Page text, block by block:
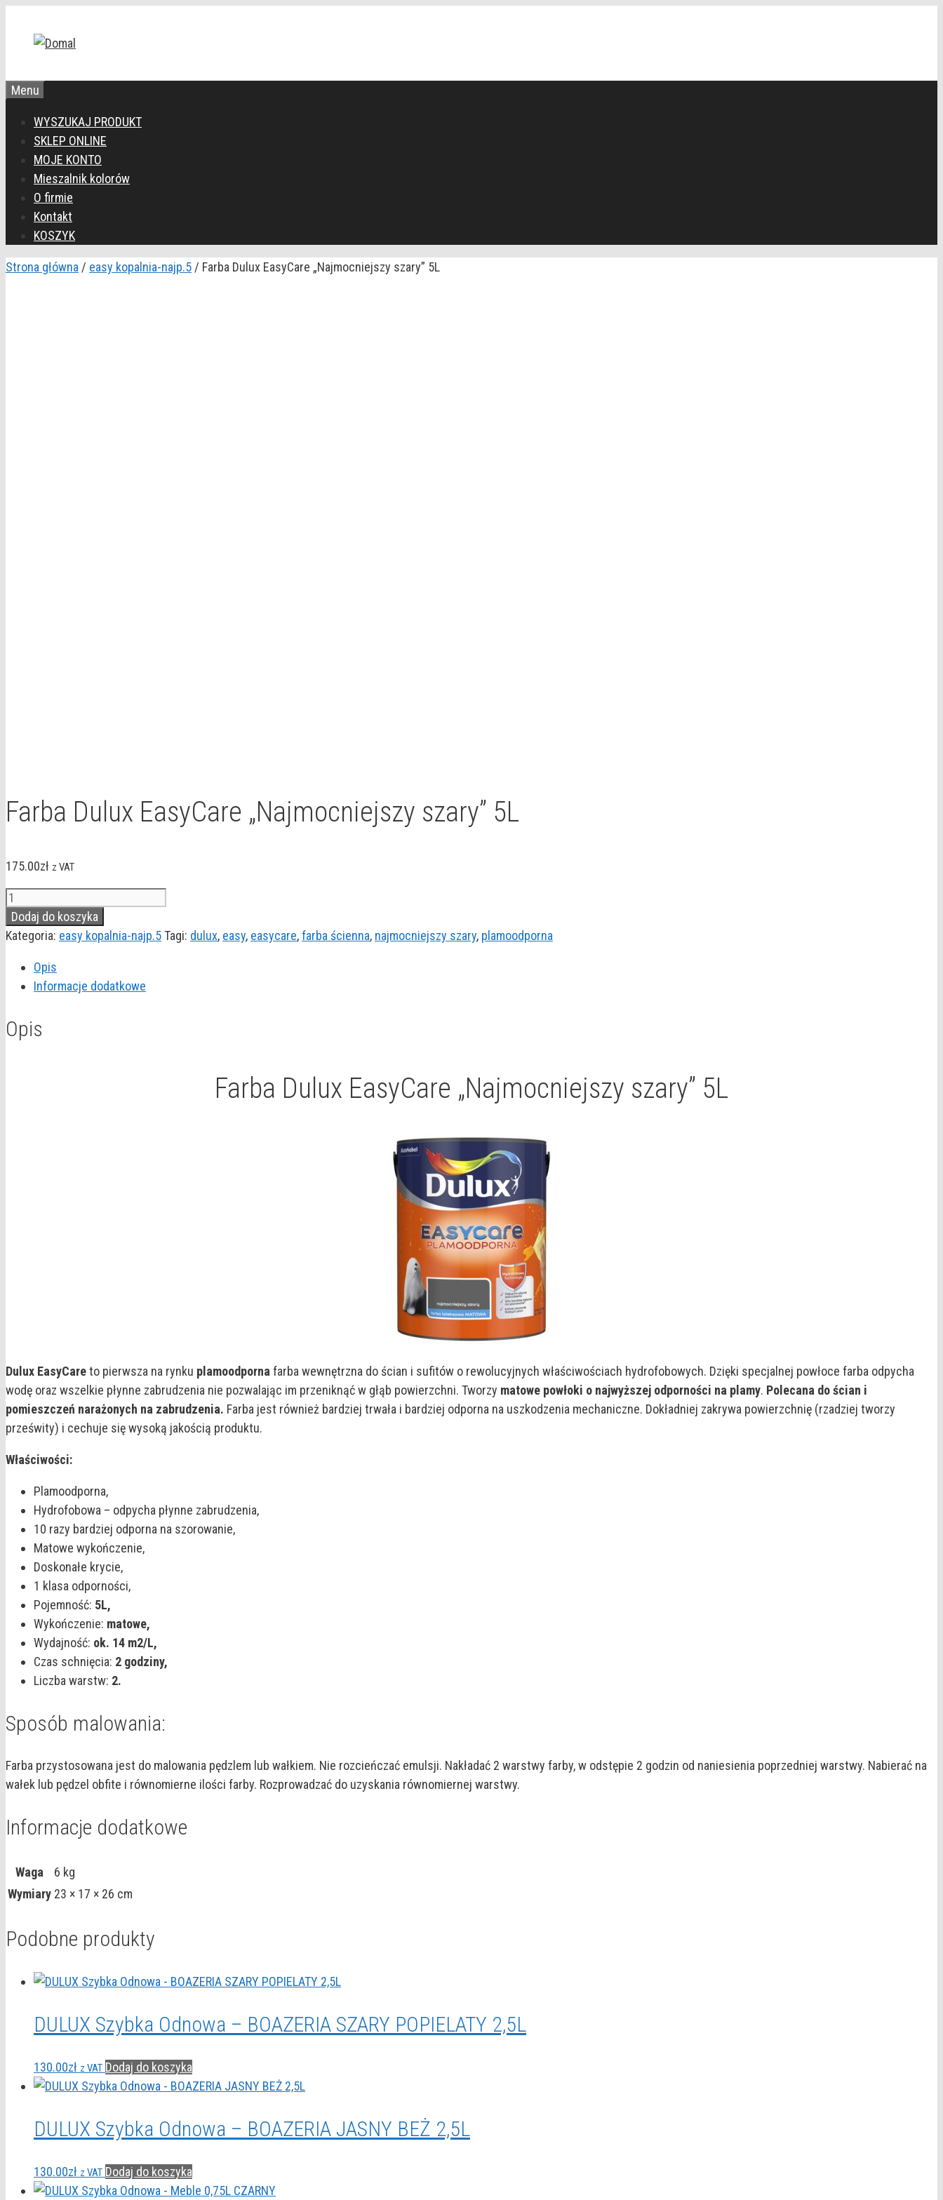
Menu
WYSZUKAJ PRODUKT
SKLEP ONLINE
MOJE KONTO
Mieszalnik kolorów
O firmie
Kontakt
KOSZYK
Strona główna / easy kopalnia-najp.5 / Farba Dulux EasyCare „Najmocniejszy szary” 5L
Farba Dulux EasyCare „Najmocniejszy szary” 5L
175.00zł z VAT
ilość
Farba
Dulux
"Najmocniejszy
szary"
Dodaj do koszyka
Kategoria: easy kopalnia-najp.5Tagi: dulux, easy, easycare,farba ścienna, najmocniejszy szary, plamoodporna
Opis
Informacje dodatkowe
Opis
Farba Dulux EasyCare „Najmocniejszy szary” 5L
Dulux EasyCareto pierwsza na rynku plamoodporna farba wewnętrzna do ścian i sufitów o rewolucyjnych właściwościach hydrofobowych. Dzięki specjalnej powłoce farba odpycha
wodę oraz wszelkie płynne zabrudzenia nie pozwalając im przeniknąć w głąb powierzchni. Tworzy matowe powłoki o najwyższej odporności na plamy. Polecana do ścian i
pomieszczeń narażonych na zabrudzenia. Farba jest również bardziej trwała i bardziej odporna na uszkodzenia mechaniczne. Dokładniej zakrywa powierzchnię (rzadziej tworzy
prześwity) i cechuje się wysoką jakością produktu.
Właściwości:
Plamoodporna,
Hydrofobowa – odpycha płynne zabrudzenia,
10 razy bardziej odporna na szorowanie,
Matowe wykończenie,
Doskonałe krycie,
1 klasa odporności,
Pojemność: 5L,
Wykończenie: matowe,
Wydajność: ok. 14 m2/L,
Czas schnięcia: 2 godziny,
Liczba warstw: 2.
Sposób malowania:
Farba przystosowana jest do malowania pędzlem lub wałkiem. Nie rozcieńczać emulsji. Nakładać 2 warstwy farby, w odstępie 2 godzin od naniesienia poprzedniej warstwy. Nabierać na
wałek lub pędzel obfite i równomierne ilości farby. Rozprowadzać do uzyskania równomiernej warstwy.
Informacje dodatkowe
Waga
6 kg
Wymiary 23 × 17 × 26 cm
Podobne produkty
DULUX Szybka Odnowa – BOAZERIA SZARY POPIELATY 2,5L
130.00zł z VAT Dodaj do koszyka
DULUX Szybka Odnowa – BOAZERIA JASNY BEŻ 2,5L
130.00zł z VAT Dodaj do koszyka